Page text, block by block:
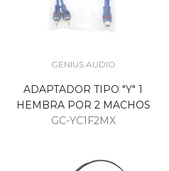
GENIUS AUDIO
ADAPTADOR TIPO "Y" 1
HEMBRA POR 2 MACHOS
GC-YC1F2MX